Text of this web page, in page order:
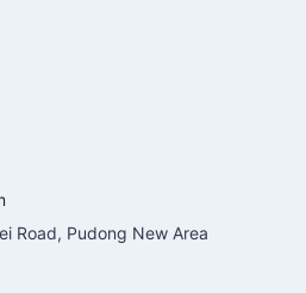
Road, Pudong New Area